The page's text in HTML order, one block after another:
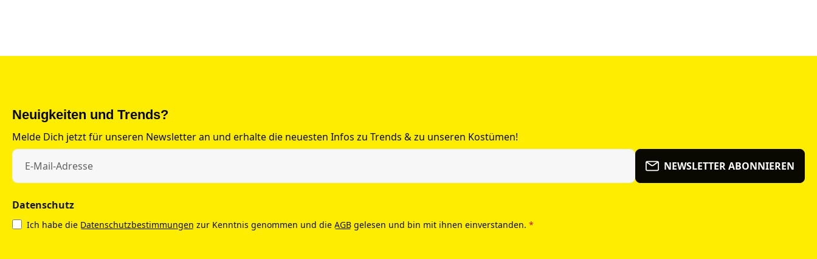
Neuigkeiten und Trends?
Melde Dich jetzt für unseren Newsletter an und erhalte die neuesten Infos zu Trends & zu unseren Kostümen!
NEWSLETTER ABONNIEREN
Datenschutz
Ich habe die Datenschutzbestimmungen zur Kenntnis genommen und die AGB gelesen und bin mit ihnen einverstanden. *